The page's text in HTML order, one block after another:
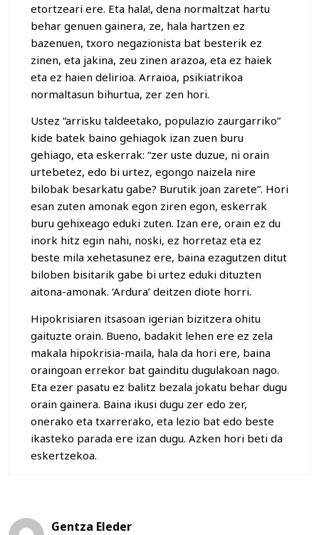
etortzeari ere. Eta hala!, dena normaltzat hartu
behar genuen gainera, ze, hala hartzen ez
bazenuen, txoro negazionista bat besterik ez
zinen, eta jakina, zeu zinen arazoa, eta ez haiek
eta ez haien delirioa. Arraioa, psikiatrikoa
normaltasun bihurtua, zer zen hori.
Ustez “arrisku taldeetako, populazio zaurgarriko”
kide batek baino gehiagok izan zuen buru
gehiago, eta eskerrak: “zer uste duzue, ni orain
urtebetez, edo bi urtez, egongo naizela nire
bilobak besarkatu gabe? Burutik joan zarete”. Hori
esan zuten amonak egon ziren egon, eskerrak
buru gehixeago eduki zuten. Izan ere, orain ez du
inork hitz egin nahi, noski, ez horretaz eta ez
beste mila xehetasunez ere, baina ezagutzen ditut
biloben bisitarik gabe bi urtez eduki dituzten
aitona-amonak. ‘Ardura’ deitzen diote horri.
Hipokrisiaren itsasoan igerian bizitzera ohitu
gaituzte orain. Bueno, badakit lehen ere ez zela
makala hipokrisia-maila, hala da hori ere, baina
oraingoan errekor bat gainditu dugulakoan nago.
Eta ezer pasatu ez balitz bezala jokatu behar dugu
orain gainera. Baina ikusi dugu zer edo zer,
onerako eta txarrerako, eta lezio bat edo beste
ikasteko parada ere izan dugu. Azken hori beti da
eskertzekoa.
Gentza Eleder